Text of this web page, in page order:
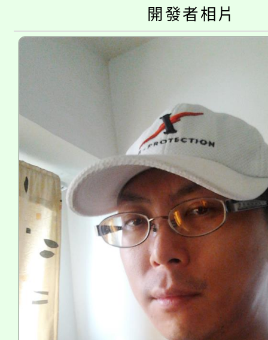
代理(課)教師甄選結果
公告本校115學年度第
代理(課)教師甄選結果
轉知中國文化大學推廣
《TA101》溝通分析基
程，歡迎學生輔導中心
心理、諮商輔導、社會
系所師生報名參加。
開發者相片